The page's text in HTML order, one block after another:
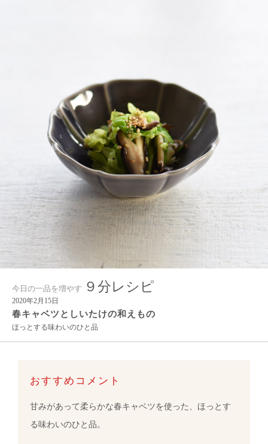
今日の一品を増やす ９分レシピ
2020年2月15日
春キャベツとしいたけの和えもの
ほっとする味わいのひと品
おすすめコメント
甘みがあって柔らかな春キャベツを使った、ほっとす
る味わいのひと品。